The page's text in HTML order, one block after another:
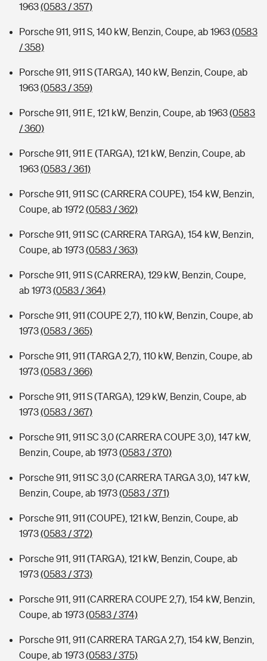
1963(0583 / 357)
Porsche 911, 911 S, 140 kW, Benzin, Coupe, ab 1963(0583
/ 358)
Porsche 911, 911 S (TARGA), 140 kW, Benzin, Coupe, ab
1963(0583 / 359)
Porsche 911, 911 E, 121 kW, Benzin, Coupe, ab 1963(0583
/ 360)
Porsche 911, 911 E (TARGA), 121 kW, Benzin, Coupe, ab
1963(0583 / 361)
Porsche 911, 911 SC (CARRERA COUPE), 154 kW, Benzin,
Coupe, ab 1972(0583 / 362)
Porsche 911, 911 SC (CARRERA TARGA), 154 kW, Benzin,
Coupe, ab 1973(0583 / 363)
Porsche 911, 911 S (CARRERA), 129 kW, Benzin, Coupe,
ab 1973(0583 / 364)
Porsche 911, 911 (COUPE 2,7), 110 kW, Benzin, Coupe, ab
1973(0583 / 365)
Porsche 911, 911 (TARGA 2,7), 110 kW, Benzin, Coupe, ab
1973(0583 / 366)
Porsche 911, 911 S (TARGA), 129 kW, Benzin, Coupe, ab
1973(0583 / 367)
Porsche 911, 911 SC 3,0 (CARRERA COUPE 3,0), 147 kW,
Benzin, Coupe, ab 1973(0583 / 370)
Porsche 911, 911 SC 3,0 (CARRERA TARGA 3,0), 147 kW,
Benzin, Coupe, ab 1973(0583 / 371)
Porsche 911, 911 (COUPE), 121 kW, Benzin, Coupe, ab
1973(0583 / 372)
Porsche 911, 911 (TARGA), 121 kW, Benzin, Coupe, ab
1973(0583 / 373)
Porsche 911, 911 (CARRERA COUPE 2,7), 154 kW, Benzin,
Coupe, ab 1973(0583 / 374)
Porsche 911, 911 (CARRERA TARGA 2,7), 154 kW, Benzin,
Coupe, ab 1973(0583 / 375)